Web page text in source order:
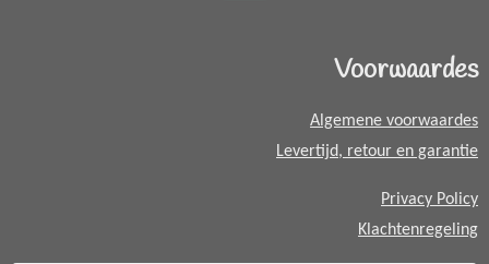
Voorwaardes
Algemene voorwaardes
Levertijd, retour en garantie
Privacy Policy
Klachtenregeling